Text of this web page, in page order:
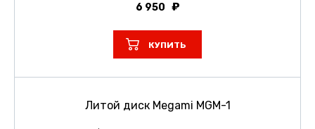
6 950
КУПИТЬ
Литой диск Megami MGM-1